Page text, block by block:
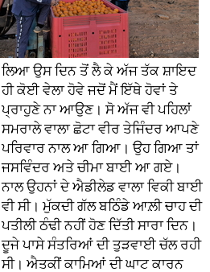
ਲਿਆ ਉਸ ਦਿਨ ਤੋਂ ਲੈ ਕੇ ਅੱਜ ਤੱਕ ਸ਼ਾਇਦ
ਹੀ ਕੋਈ ਵੇਲਾ ਹੋਵੇ ਜਦੋਂ ਮੈਂ ਇੱਥੇ ਹੋਵਾਂ ਤੇ
ਪ੍ਰਾਹੁਣੇ ਨਾ ਆਉਣ। ਸੋ ਅੱਜ ਵੀ ਪਹਿਲਾਂ
ਸਮਰਾਲੇ ਵਾਲਾ ਛੋਟਾ ਵੀਰ ਤੇਜਿੰਦਰ ਆਪਣੇ
ਪਰਿਵਾਰ ਨਾਲ ਆ ਗਿਆ। ਉਹ ਗਿਆ ਤਾਂ
ਜਸਵਿੰਦਰ ਅਤੇ ਚੀਮਾ ਬਾਈ ਆ ਗਏ।
ਨਾਲ ਉਹਨਾਂ ਦੇ ਐਡੀਲੇਡ ਵਾਲਾ ਵਿਕੀ ਬਾਈ
ਵੀ ਸੀ। ਮੁੱਕਦੀ ਗੱਲ ਬਠਿੰਡੇ ਆਲ਼ੀ ਚਾਹ ਦੀ
ਪਤੀਲੀ ਠੰਢੀ ਨਹੀਂ ਹੋਣ ਦਿੱਤੀ ਸਾਰਾ ਦਿਨ।
ਦੂਜੇ ਪਾਸੇ ਸੰਤਰਿਆਂ ਦੀ ਤੁੜਵਾਈ ਚੱਲ ਰਹੀ
ਸੀ। ਐਤਕੀਂ ਕਾਮਿਆਂ ਦੀ ਘਾਟ ਕਾਰਨ